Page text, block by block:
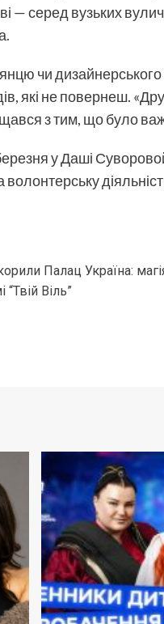
— серед вузьких
чи дизайнерського
які не повернеш.
з тим, що було
у Даші
волонтерську
Палац Україна:
Віль”